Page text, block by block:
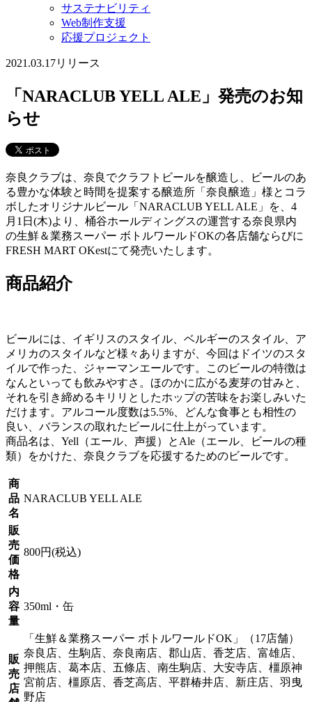
サステナビリティ
Web制作支援
応援プロジェクト
2021.03.17リリース
「NARACLUB YELL ALE」発売のお知
らせ
奈良クラブは、奈良でクラフトビールを醸造し、ビールのあ
る豊かな体験と時間を提案する醸造所「奈良醸造」様とコラ
ボしたオリジナルビール「NARACLUB YELL ALE」を、4
月1日(木)より、桶谷ホールディングスの運営する奈良県内
の生鮮＆業務スーパー ボトルワールドOKの各店舗ならびに
FRESH MART OKestにて発売いたします。
商品紹介
ビールには、イギリスのスタイル、ベルギーのスタイル、ア
メリカのスタイルなど様々ありますが、今回はドイツのスタ
イルで作った、ジャーマンエールです。このビールの特徴は
なんといっても飲みやすさ。ほのかに広がる麦芽の甘みと、
それを引き締めるキリリとしたホップの苦味をお楽しみいた
だけます。アルコール度数は5.5%、どんな食事とも相性の
良い、バランスの取れたビールに仕上がっています。
商品名は、Yell（エール、声援）とAle（エール、ビールの種
類）をかけた、奈良クラブを応援するためのビールです。
商
品
名
NARACLUB YELL ALE
販
売
価
格
800円(税込)
内
容
量
350ml・缶
販
売
店
「生鮮＆業務スーパー ボトルワールドOK」（17店舗）
奈良店、生駒店、奈良南店、郡山店、香芝店、富雄店、
押熊店、葛本店、五條店、南生駒店、大安寺店、橿原神
宮前店、橿原店、香芝高店、平群椿井店、新庄店、羽曳
野店